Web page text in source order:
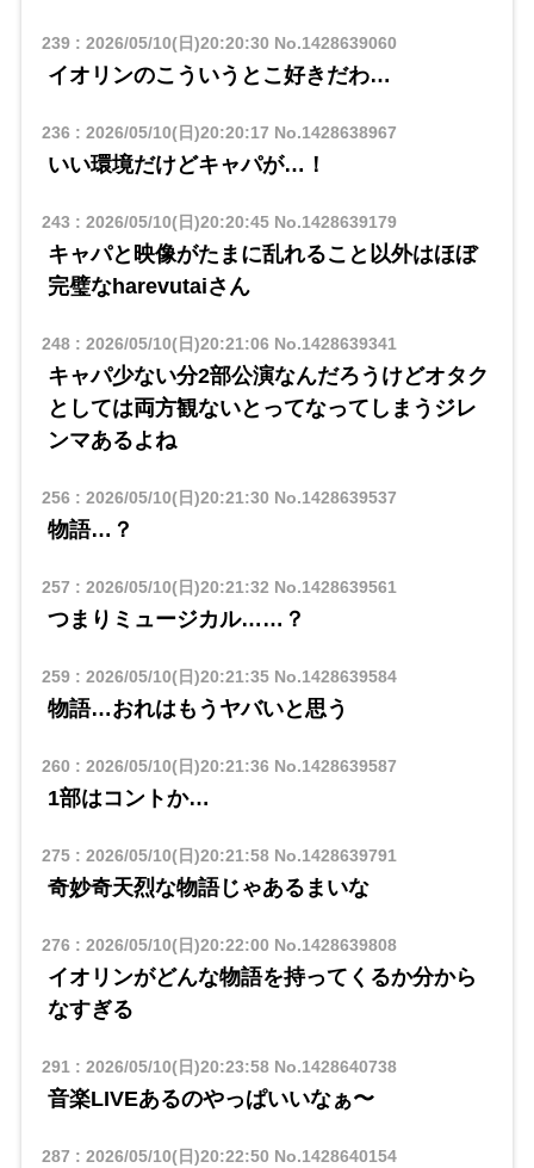
239: 2026/05/10(日)20:20:30 No.1428639060
イオリンのこういうとこ好きだわ…
236 : 2026/05/10(日)20:20:17 No.1428638967
いい環境だけどキャパが…！
243 : 2026/05/10(日)20:20:45No.1428639179
キャパと映像がたまに乱れること以外はほぼ
完璧なharevutaiさん
248: 2026/05/10(日)20:21:06 No.1428639341
キャパ少ない分2部公演なんだろうけどオタク
としては両方観ないとってなってしまうジレ
ンマあるよね
256 : 2026/05/10(日)20:21:30 No.1428639537
物語…？
257 : 2026/05/10(日)20:21:32 No.1428639561
つまりミュージカル……？
259: 2026/05/10(日)20:21:35No.1428639584
物語…おれはもうヤバいと思う
260 : 2026/05/10(日)20:21:36 No.1428639587
1部はコントか…
275: 2026/05/10(日)20:21:58No.1428639791
奇妙奇天烈な物語じゃあるまいな
276 : 2026/05/10(日)20:22:00 No.1428639808
イオリンがどんな物語を持ってくるか分から
なすぎる
291 : 2026/05/10(日)20:23:58No.1428640738
音楽LIVEあるのやっぱいいなぁ〜
287 : 2026/05/10(日)20:22:50 No.1428640154